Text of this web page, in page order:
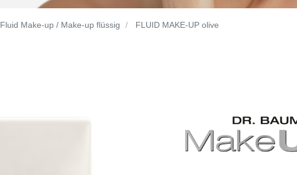
Fluid Make-up / Make-up flüssig FLUID MAKE-UP olive